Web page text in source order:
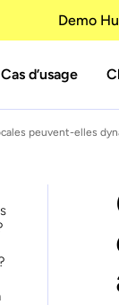
Demo
Cas d’usage
peuvent-elles